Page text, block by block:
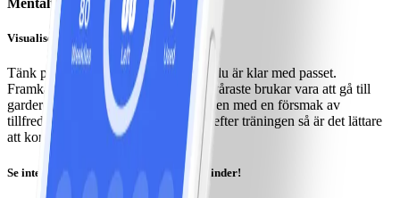
Mentalt
Visualisera!
Tänk på hur det kommer kännas när du är klar med passet.
Framkalla känslan i din kropp. Det svåraste brukar vara att gå till
garderoben och ta på sig kläderna. Men med en försmak av
tillfredställelsen som du vet kommer efter träningen så är det lättare
att komma på banan.
Se inte dåligt väder och ont om tid som hinder!